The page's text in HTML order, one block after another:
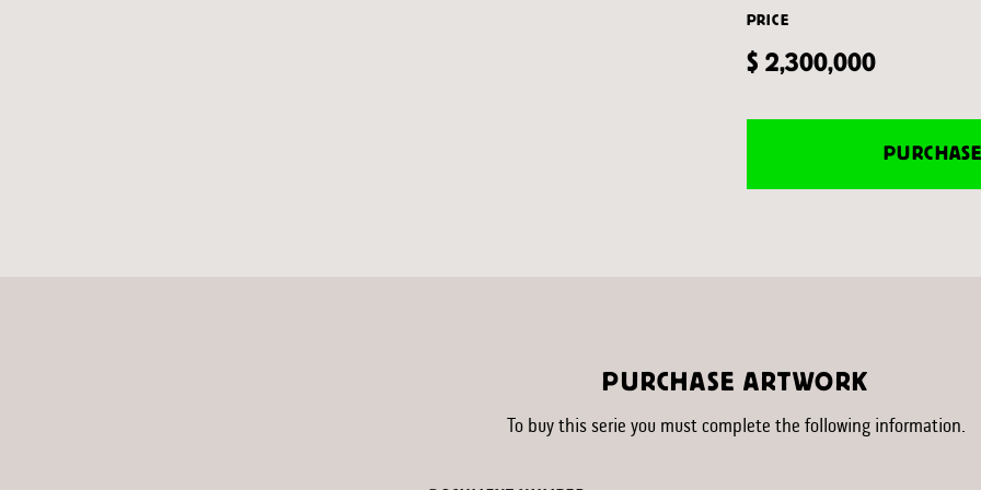
PRICE
$ 2,300,000
PURCHASE ARTWORK
To buy this serie you must complete the following information.